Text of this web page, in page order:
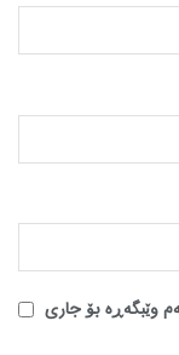
وێبگەڕە بۆ جاری